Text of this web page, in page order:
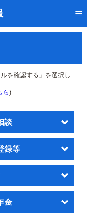
を確認する」を選択し
ら)
談
録等
金